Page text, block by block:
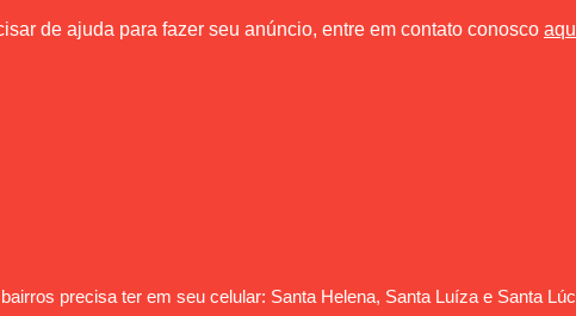
de ajuda para fazer seu anúncio, entre em contato conosco
precisa ter em seu celular: Santa Helena, Santa Luíza e Santa